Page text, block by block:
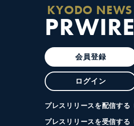
KYODO NEWS
PRWIRE
会員登録
ログイン
プレスリリースを配信する
プレスリリースを受信する